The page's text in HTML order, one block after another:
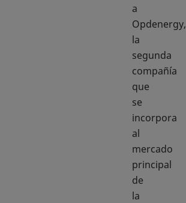
a
Opdenergy,
la
segunda
compañía
que
se
incorpora
al
mercado
principal
de
la